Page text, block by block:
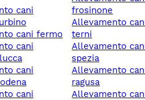
cani fermo
frosinone
allevamento cani narni
terni
allevamento cani la
spezia
allevamento cani
ragusa
allevamento cani reggio